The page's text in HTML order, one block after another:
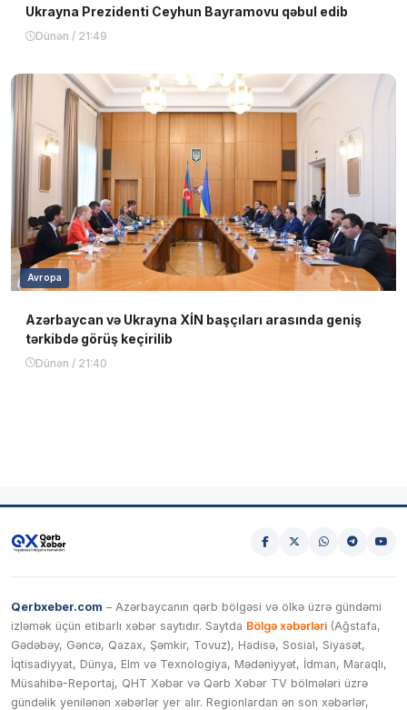
Ukrayna Prezidenti Ceyhun Bayramovu qəbul edib
Dünən / 21:49
Avropa
Azərbaycan və Ukrayna XİN başçıları arasında geniş
tərkibdə görüş keçirilib
Dünən / 21:40
Qerbxeber.com – Azərbaycanın qərb bölgəsi və ölkə üzrə gündəmi
izləmək üçün etibarlı xəbər saytıdır. Saytda Bölgə xəbərləri (Ağstafa,
Gədəbəy, Gəncə, Qazax, Şəmkir, Tovuz), Hadisə, Sosial, Siyasət,
İqtisadiyyat, Dünya, Elm və Texnologiya, Mədəniyyət, İdman, Maraqlı,
Müsahibə-Reportaj, QHT Xəbər və Qərb Xəbər TV bölmələri üzrə
gündəlik yenilənən xəbərlər yer alır. Regionlardan ən son xəbərlər,